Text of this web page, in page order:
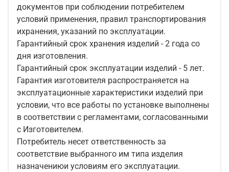
документов при соблюдении потребителем
условий применения, правил транспортирования
ихранения, указаний по эксплуатации.
Гарантийный срок хранения изделий - 2 года со
дня изготовления.
Гарантийный срок эксплуатации изделий - 5 лет.
Гарантия изготовителя распространяется на
эксплуатационные характеристики изделий при
условии, что все работы по установке выполнены
в соответствии с регламентами, согласованными
с Изготовителем.
Потребитель несет ответственность за
соответствие выбранного им типа изделия
назначениюи условиям его эксплуатации.